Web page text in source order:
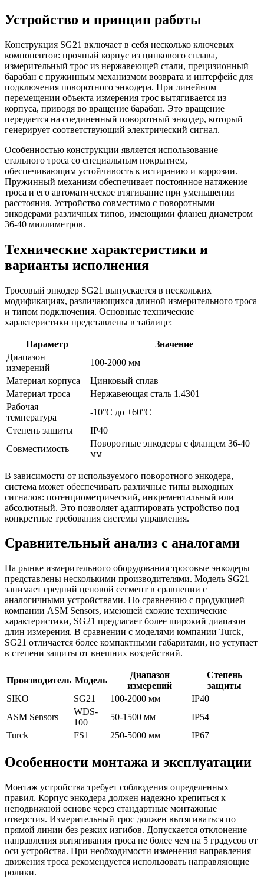
Устройство и принцип работы
Конструкция SG21 включает в себя несколько ключевых
компонентов: прочный корпус из цинкового сплава,
измерительный трос из нержавеющей стали, прецизионный
барабан с пружинным механизмом возврата и интерфейс для
подключения поворотного энкодера. При линейном
перемещении объекта измерения трос вытягивается из
корпуса, приводя во вращение барабан. Это вращение
передается на соединенный поворотный энкодер, который
генерирует соответствующий электрический сигнал.
Особенностью конструкции является использование
стального троса со специальным покрытием,
обеспечивающим устойчивость к истиранию и коррозии.
Пружинный механизм обеспечивает постоянное натяжение
троса и его автоматическое втягивание при уменьшении
расстояния. Устройство совместимо с поворотными
энкодерами различных типов, имеющими фланец диаметром
36-40 миллиметров.
Технические характеристики и
варианты исполнения
Тросовый энкодер SG21 выпускается в нескольких
модификациях, различающихся длиной измерительного троса
и типом подключения. Основные технические
характеристики представлены в таблице:
Параметр
Значение
Диапазон
измерений
100-2000 мм
Материал корпуса
Цинковый сплав
Материал троса
Нержавеющая сталь 1.4301
Рабочая
температура
-10°C до +60°C
Степень защиты
IP40
Совместимость
Поворотные энкодеры с фланцем 36-40
мм
В зависимости от используемого поворотного энкодера,
система может обеспечивать различные типы выходных
сигналов: потенциометрический, инкрементальный или
абсолютный. Это позволяет адаптировать устройство под
конкретные требования системы управления.
Сравнительный анализ с аналогами
На рынке измерительного оборудования тросовые энкодеры
представлены несколькими производителями. Модель SG21
занимает средний ценовой сегмент в сравнении с
аналогичными устройствами. По сравнению с продукцией
компании ASM Sensors, имеющей схожие технические
характеристики, SG21 предлагает более широкий диапазон
длин измерения. В сравнении с моделями компании Turck,
SG21 отличается более компактными габаритами, но уступает
в степени защиты от внешних воздействий.
Производитель Модель
Диапазон
измерений
Степень
защиты
SIKO
SG21 100-2000 мм
IP40
ASM Sensors
WDS-
100
50-1500 мм
IP54
Turck
FS1 250-5000 мм IP67
Особенности монтажа и эксплуатации
Монтаж устройства требует соблюдения определенных
правил. Корпус энкодера должен надежно крепиться к
неподвижной основе через стандартные монтажные
отверстия. Измерительный трос должен вытягиваться по
прямой линии без резких изгибов. Допускается отклонение
направления вытягивания троса не более чем на 5 градусов от
оси устройства. При необходимости изменения направления
движения троса рекомендуется использовать направляющие
ролики.